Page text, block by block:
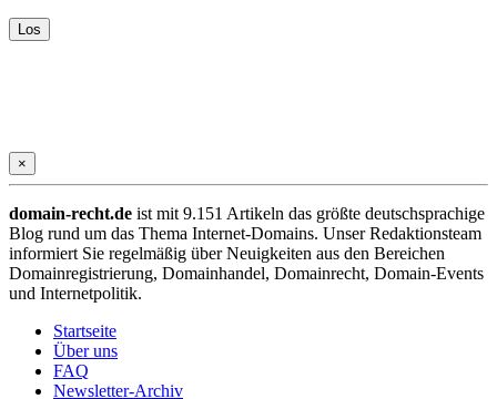
×
domain-recht.de ist mit 9.151 Artikeln das größte deutschsprachige
Blog rund um das Thema Internet-Domains. Unser Redaktionsteam
informiert Sie regelmäßig über Neuigkeiten aus den Bereichen
Domainregistrierung, Domainhandel, Domainrecht, Domain-Events
und Internetpolitik.
Startseite
Über uns
FAQ
Newsletter-Archiv